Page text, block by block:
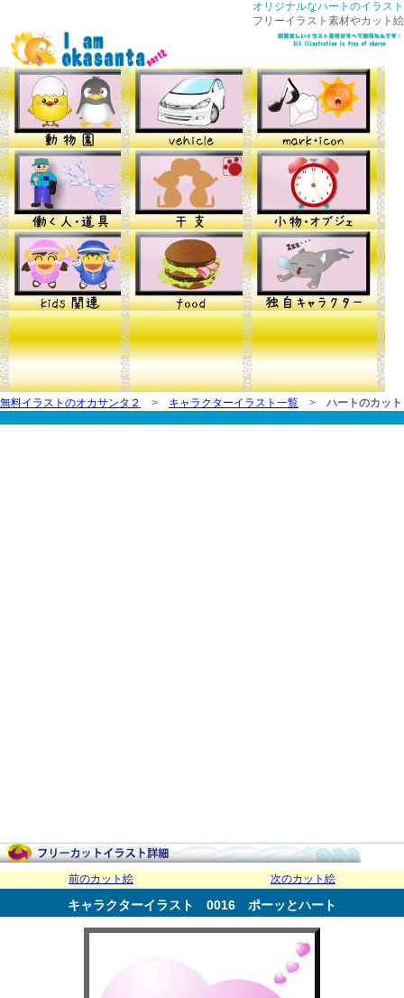
オリジナルなハートのイラスト
フリーイラスト素材やカット絵
無料イラストのオカサンタ２ > キャラクターイラスト一覧 > ハートのカット
前のカット絵 次のカット絵
キャラクターイラスト 0016 ポーッとハート